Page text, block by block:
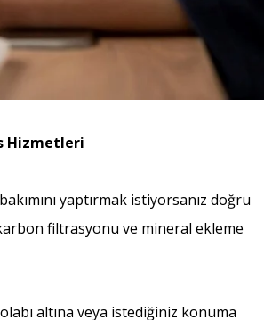
Hizmetleri
yaptırmak istiyorsanız doğru
filtrasyonu ve mineral ekleme
altına veya istediğiniz konuma